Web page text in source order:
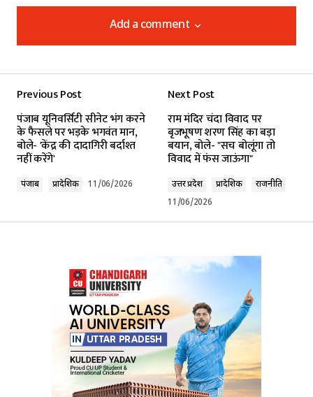
Add a comment
Add a comment
Required fields are marked*
Comment
Your E-mail*
Submit Comment
Previous Post
पंजाब यूनिवर्सिटी सीनेट भंग करने
के फैसले पर भड़के भगवंत मान,
बोले- 'केंद्र की दादागिरी बर्दाश्त
नहीं करेंगे'
पंजाब प्रादेशिक 11/06/2026
Next Post
राम मंदिर चंदा विवाद पर
बृजभूषण शरण सिंह का बड़ा
बयान, बोले- "सच बोलूंगा तो
विवाद में फंस जाऊंगा"
उत्तर प्रदेश प्रादेशिक
राजनीति
11/06/2026